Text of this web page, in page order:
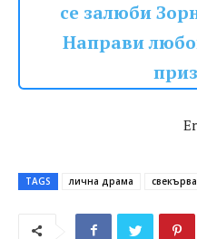
се залюби
Направи
TAGS лична драма свекърва